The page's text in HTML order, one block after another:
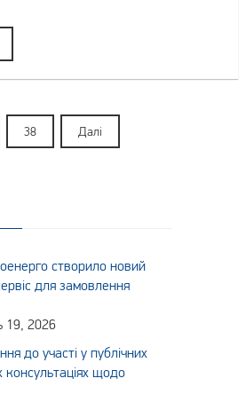
38 Далі
створило новий
для замовлення
19, 2026
до участі у публічних
консультаціях щодо